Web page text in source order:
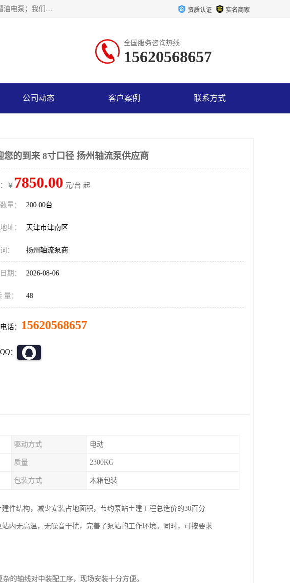
天津奥特泵业有限公司主要从事：不锈钢潜水泵、大流量潜水泵、高扬程潜水泵、矿用潜水泵、耐高温潜水泵、潜油电泵；我们以开发研制生产各种用途的水泵为主，历经十多年艰苦创业，已成为总资产达伍仟多万元，占地面积1万多平方米，年生产能力几百万（台）套，形成集设计研发、制造安装、技术服务于一体的现代规模型企业。 资质认证 实名商家
全国服务咨询热线:
15620568657
公司动态 客户案例 联系方式
您的到来 8寸口径 扬州轴流泵供应商
￥ 7850.00 元/台 起
量： 200.00台
址： 天津市津南区
： 扬州轴流泵商
期： 2026-08-06
量： 48
话： 15620568657
：
驱动方式 电动
质量 2300KG
包装方式 木箱包装
件结构，减少安装占地面积，节约泵站土建工程总造价的30百分
内无高温，无噪音干扰，完善了泵站的工作环境。同时，可按要求
的轴线对中装配工序，现场安装十分方便。